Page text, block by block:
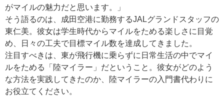
がマイルの魅力だと思います。」
そう語るのは、成田空港に勤務するJALグランドスタッフの
東仁美。彼女は学生時代からマイルをためる楽しさに目覚
め、日々の工夫で目標マイル数を達成してきました。
注目すべきは、東が飛行機に乗らずに日常生活の中でマイ
ルをためる「陸マイラー」だということ。彼女がどのよう
な方法を実践してきたのか、陸マイラーの入門書代わりに
お役立てください。